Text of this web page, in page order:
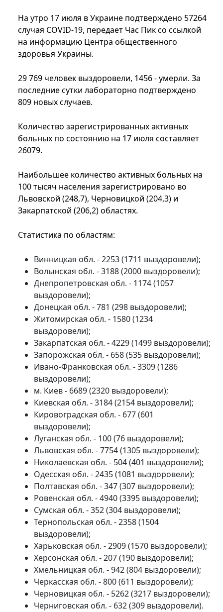
На утро 17 июля в Украине подтверждено 57264
случая COVID-19, передает Час Пик со ссылкой
на информацию Центра общественного
здоровья Украины.
29 769 человек выздоровели, 1456 - умерли. За
последние сутки лабораторно подтверждено
809 новых случаев.
Количество зарегистрированных активных
больных по состоянию на 17 июля составляет
26079.
Наибольшее количество активных больных на
100 тысяч населения зарегистрировано во
Львовской (248,7), Черновицкой (204,3) и
Закарпатской (206,2) областях.
Статистика по областям:
Винницкая обл. - 2253 (1711 выздоровели);
Волынская обл. - 3188 (2000 выздоровели);
Днепропетровская обл. - 1174 (1057
выздоровели);
Донецкая обл. - 781 (298 выздоровели);
Житомирская обл. - 1580 (1234
выздоровели);
Закарпатская обл. - 4229 (1499 выздоровели);
Запорожская обл. - 658 (535 выздоровели);
Ивано-Франковская обл. - 3309 (1286
выздоровели);
м. Киев - 6689 (2320 выздоровели);
Киевская обл. - 3184 (2154 выздоровели);
Кировоградская обл. - 677 (601
выздоровели);
Луганская обл. - 100 (76 выздоровели);
Львовская обл. - 7754 (1305 выздоровели);
Николаевская обл. - 504 (401 выздоровели);
Одесская обл. - 2435 (1081 выздоровели);
Полтавская обл. - 347 (307 выздоровели);
Ровенская обл. - 4940 (3395 выздоровели);
Сумская обл. - 352 (304 выздоровели);
Тернопольская обл. - 2358 (1504
выздоровели);
Харьковская обл. - 2909 (1570 выздоровели);
Херсонская обл. - 207 (190 выздоровели);
Хмельницкая обл. - 942 (804 выздоровели);
Черкасская обл. - 800 (611 выздоровели);
Черновицкая обл. - 5262 (3217 выздоровели);
Черниговская обл. - 632 (309 выздоровели).